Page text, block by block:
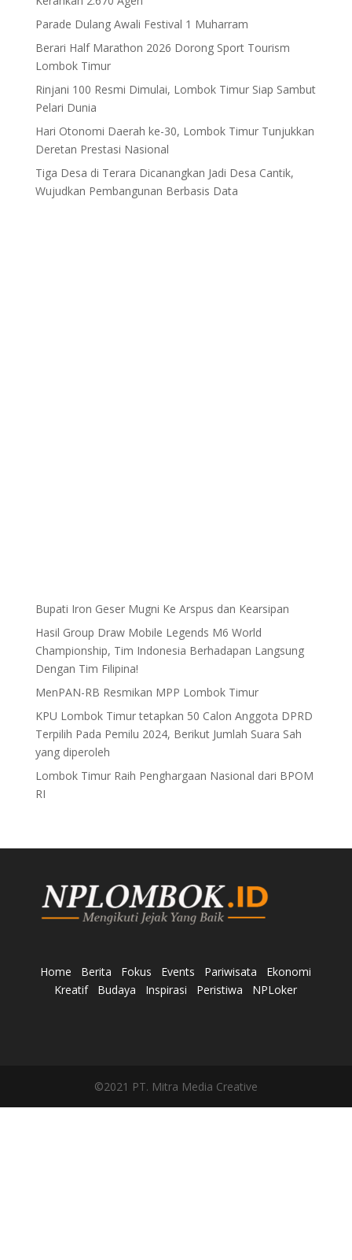
Parade Dulang Awali Festival 1 Muharram
Berari Half Marathon 2026 Dorong Sport Tourism
Lombok Timur
Rinjani 100 Resmi Dimulai, Lombok Timur Siap Sambut
Pelari Dunia
Hari Otonomi Daerah ke-30, Lombok Timur Tunjukkan
Deretan Prestasi Nasional
Tiga Desa di Terara Dicanangkan Jadi Desa Cantik,
Wujudkan Pembangunan Berbasis Data
Bupati Iron Geser Mugni Ke Arspus dan Kearsipan
Hasil Group Draw Mobile Legends M6 World
Championship, Tim Indonesia Berhadapan Langsung
Dengan Tim Filipina!
MenPAN-RB Resmikan MPP Lombok Timur
KPU Lombok Timur tetapkan 50 Calon Anggota DPRD
Terpilih Pada Pemilu 2024, Berikut Jumlah Suara Sah
yang diperoleh
Lombok Timur Raih Penghargaan Nasional dari BPOM
RI
Home Berita Fokus Events Pariwisata
Ekonomi
Kreatif
Budaya Inspirasi Peristiwa NPLoker
©2021 PT. Mitra Media Creative